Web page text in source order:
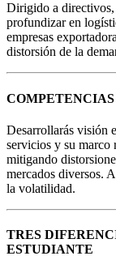
Dirigido a directivos,
profundizar en
empresas
distorsión de la
Desarrollarás visión
servicios y su marco
mitigando
mercados diversos.
la volatilidad.
TRES
ESTUDIANTE